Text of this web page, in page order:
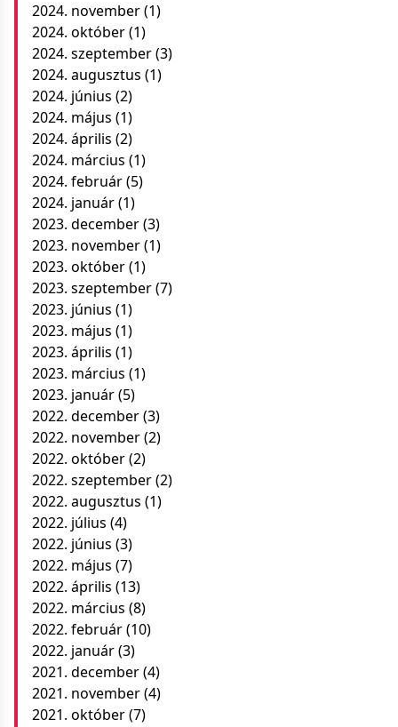
2024. november(1)
2024. október(1)
2024. szeptember(3)
2024. augusztus (1)
2024. június (2)
2024. május (1)
2024. április (2)
2024. március (1)
2024. február(5)
2024. január(1)
2023. december(3)
2023. november(1)
2023. október(1)
2023. szeptember(7)
2023. június (1)
2023. május (1)
2023. április (1)
2023. március (1)
2023. január(5)
2022. december(3)
2022. november(2)
2022. október(2)
2022. szeptember(2)
2022. augusztus (1)
2022. július (4)
2022. június (3)
2022. május (7)
2022. április (13)
2022. március (8)
2022. február(10)
2022. január(3)
2021. december(4)
2021. november(4)
2021. október(7)